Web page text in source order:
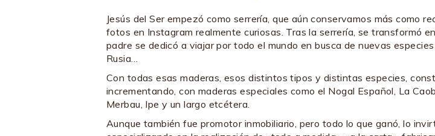
Jesús del Ser empezó como serrería, que aún conservamos más como
fotos en Instagram realmente curiosas. Tras la serrería, se transformó
padre se dedicó a viajar por todo el mundo en busca de nuevas
Rusia…
Con todas esas maderas, esos distintos tipos y distintas especies,
incrementando, con maderas especiales como el Nogal Español, La
Merbau, Ipe y un largo etcétera.
Aunque también fue promotor inmobiliario, pero todo lo que ganó, lo